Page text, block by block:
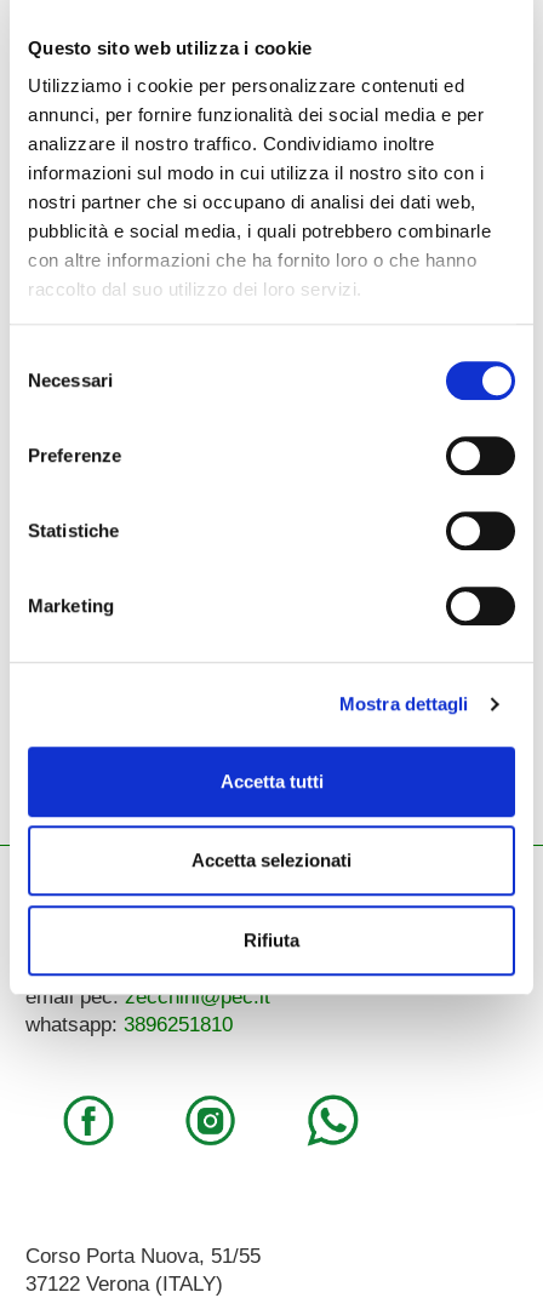
Questo sito web utilizza i cookie
Utilizziamo i cookie per personalizzare contenuti ed
annunci, per fornire funzionalità dei social media e per
analizzare il nostro traffico. Condividiamo inoltre
informazioni sul modo in cui utilizza il nostro sito con i
nostri partner che si occupano di analisi dei dati web,
pubblicità e social media, i quali potrebbero combinarle
con altre informazioni che ha fornito loro o che hanno
raccolto dal suo utilizzo dei loro servizi.
delNecessari
Preferenze
Statistiche
Marketing
Mostra dettagli
Accetta tutti
Accetta selezionati
Rifiuta
USATO IN BUONE CONDIZIONI
Non disponibile
errori o difformità sull’aspetto e nella descrizione dei beni e dei loro
accessori. Le immagini e le descrizioni devono quindi intendersi
Pianoforti - Strumenti musicali
/ Fax 045.8012858
email:info@zecchinimusica.it
email pec:zecchini@pec.it
whatsapp: 3896251810
Corso Porta Nuova, 51/55
37122 Verona (ITALY)